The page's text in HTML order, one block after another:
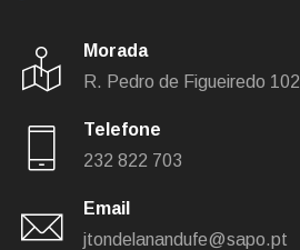
Morada
R. Pedro de Figueiredo 102
Telefone
232 822 703
Email
jtondelanandufe@sapo.pt